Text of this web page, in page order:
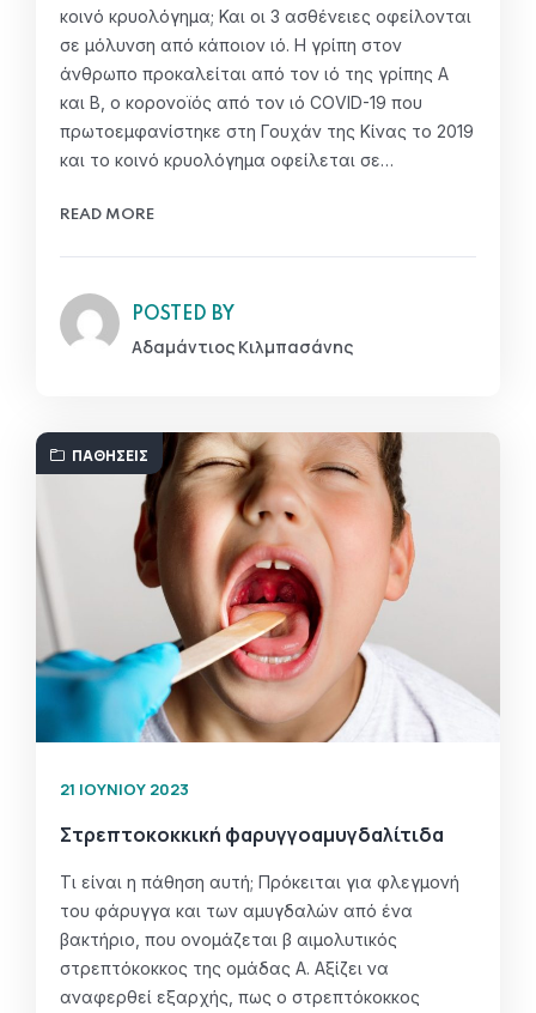
κοινό κρυολόγημα; Και οι 3 ασθένειες οφείλονται
σε μόλυνση από κάποιον ιό. Η γρίπη στον
άνθρωπο προκαλείται από τον ιό της γρίπης Α
και Β, ο κορονοϊός από τον ιό COVID-19 που
πρωτοεμφανίστηκε στη Γουχάν της Κίνας το 2019
και το κοινό κρυολόγημα οφείλεται σε…
READ MORE
POSTED BY
Αδαμάντιος Κιλμπασάνης
ΠΑΘΉΣΕΙΣ
21 ΙΟΥΝΊΟΥ 2023
Στρεπτοκοκκική φαρυγγοαμυγδαλίτιδα
Τι είναι η πάθηση αυτή; Πρόκειται για φλεγμονή
του φάρυγγα και των αμυγδαλών από ένα
βακτήριο, που ονομάζεται β αιμολυτικός
στρεπτόκοκκος της ομάδας Α. Αξίζει να
αναφερθεί εξαρχής, πως ο στρεπτόκοκκος